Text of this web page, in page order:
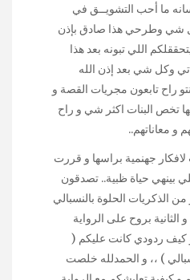
ما أحب التشويــق في
شي وطرحي هذا صادق بإذن
اللي تبونه بعد هذا
وكل شي بعد إذن الله
راح تابعون مجريات القصة و
تخص البنات اكثر شي و راح
و معاناتهم..
جهنمية براسها و قررت
بينهي حياة ظبية.. تصدقون
الذكريات الحلوة بالنسبالي
الثانية بروح على الرواية
كيف ردودي كانت عليكم (
) ،، و الحمدلله خلصت